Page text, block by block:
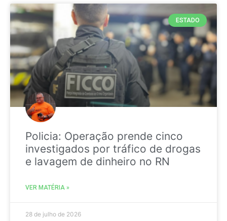
ESTADO
Policia: Operação prende cinco
investigados por tráfico de drogas
e lavagem de dinheiro no RN
VER MATÉRIA »
28 de julho de 2026